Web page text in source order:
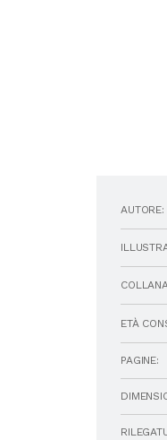
AUTORE:
ETÀ
PAGINE: